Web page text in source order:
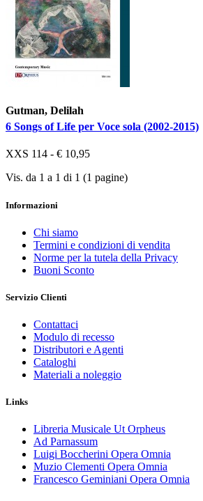
Gutman, Delilah
6 Songs of Life per Voce sola (2002-2015)
XXS 114 - € 10,95
Vis. da 1 a 1 di 1 (1 pagine)
Informazioni
Chi siamo
Termini e condizioni di vendita
Norme per la tutela della Privacy
Buoni Sconto
Servizio Clienti
Contattaci
Modulo di recesso
Distributori e Agenti
Cataloghi
Materiali a noleggio
Links
Libreria Musicale Ut Orpheus
Ad Parnassum
Luigi Boccherini Opera Omnia
Muzio Clementi Opera Omnia
Francesco Geminiani Opera Omnia